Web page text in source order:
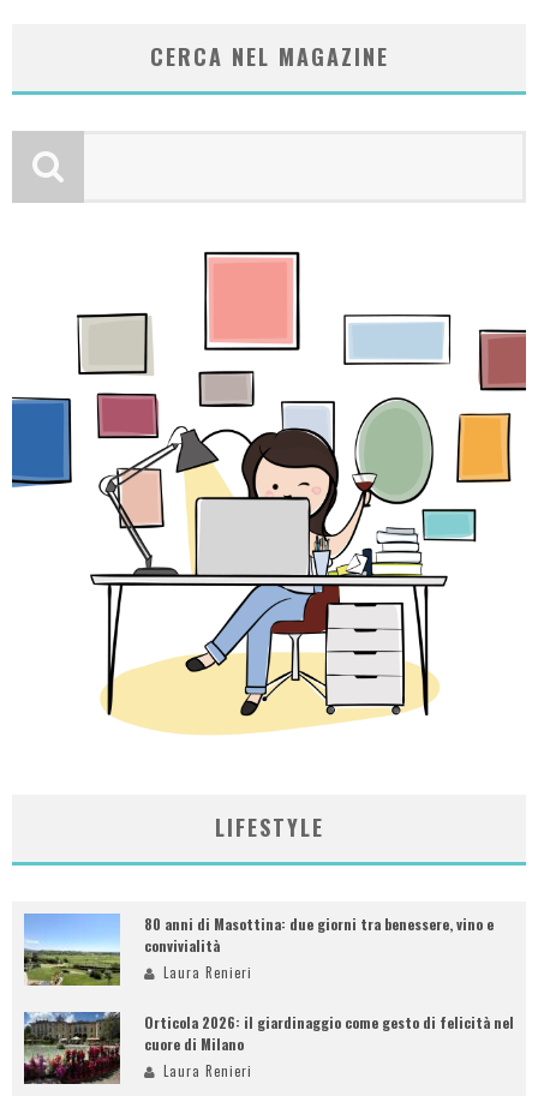
CERCA NEL MAGAZINE
LIFESTYLE
80 anni di Masottina: due giorni tra benessere, vino e
convivialità
Laura Renieri
Orticola 2026: il giardinaggio come gesto di felicità nel
cuore di Milano
Laura Renieri